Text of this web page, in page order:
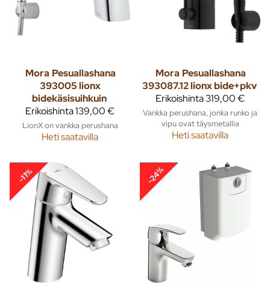
Mora Pesuallashana
393005 lionx
bidekäsisuihkuin
Erikoishinta139,00 €
LionX on vankka perushana
Heti saatavilla
Mora Pesuallashana
393087.12 lionx bide+pkv
Erikoishinta319,00 €
Vankka perushana, jonka runko ja
vipu ovat täysmetallia
Heti saatavilla
-11% -24%